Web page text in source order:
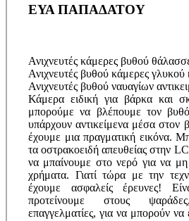
ΕΥΑ ΠΑΠΑΔΑΤΟΥ
Ανιχνευτές κάμερες βυθού
Ανιχνευτές βυθού κάμερες
Ανιχνευτές βυθού ναυαγίων
Κάμερα ειδική για βάρκα και
μπορούμε να βλέπουμε τον
υπάρχουν αντικείμενα μέσα
έχουμε μια πραγματική εικόνα.
τα οστρακοειδή απευθείας στην
να μπαίνουμε στο νερό για να
χρήματα. Γιατί τώρα με την
έχουμε ασφαλείς έρευνες!
προτείνουμε στους
επαγγελματίες, για να μπορούν να